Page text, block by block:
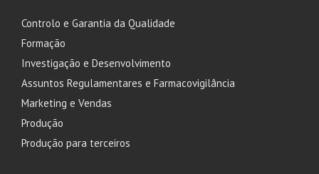
Controlo e Garantia da Qualidade
Formação
Investigação e Desenvolvimento
Assuntos Regulamentares e Farmacovigilância
Marketing e Vendas
Produção
Produção para terceiros